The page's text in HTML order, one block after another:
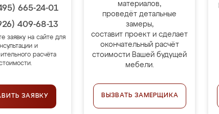
665-24-01
409-68-13
заявку на сайте для
и
расчёта
ЗАЯВКУ
материалов,
проведёт детальные
замеры,
составит проект и сделает
окончательный расчёт
стоимости Вашей будущей
мебели.
ВЫЗВАТЬ ЗАМЕРЩИКА